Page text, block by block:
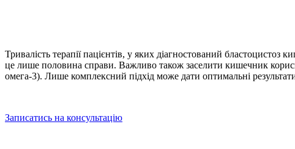
Тривалість терапії пацієнтів, у яких діагностований
це лише половина справи. Важливо також заселити кишечник
омега-3). Лише комплексний підхід може дати оптимальні
Записатись на консультацію